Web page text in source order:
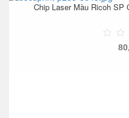
Chip Laser Màu Ricoh SP